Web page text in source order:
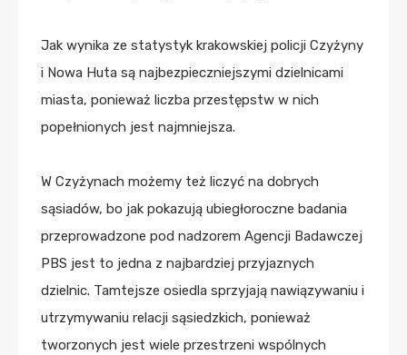
Jak wynika ze statystyk krakowskiej policji Czyżyny
i Nowa Huta są najbezpieczniejszymi dzielnicami
miasta, ponieważ liczba przestępstw w nich
popełnionych jest najmniejsza.
W Czyżynach możemy też liczyć na dobrych
sąsiadów, bo jak pokazują ubiegłoroczne badania
przeprowadzone pod nadzorem Agencji Badawczej
PBS jest to jedna z najbardziej przyjaznych
dzielnic. Tamtejsze osiedla sprzyjają nawiązywaniu i
utrzymywaniu relacji sąsiedzkich, ponieważ
tworzonych jest wiele przestrzeni wspólnych